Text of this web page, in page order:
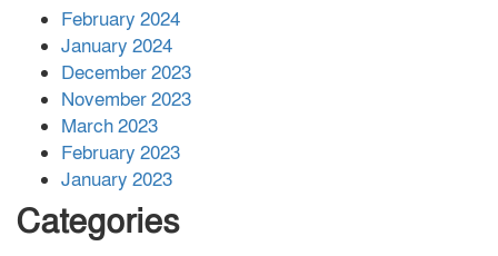
February 2024
January 2024
December 2023
November 2023
March 2023
February 2023
January 2023
Categories